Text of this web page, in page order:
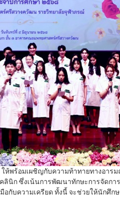
ห้พร้อมเผชิญกับความท้าทายทางอาร
ลินิก ซึ่งเน้นการพัฒนาทักษะการจัดกา
อกับความเครียด ทั้งนี้ จะช่วยให้นักศึ